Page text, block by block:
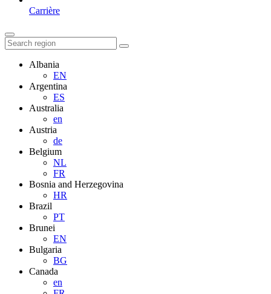
Carrière
Albania
EN
Argentina
ES
Australia
en
Austria
de
Belgium
NL
FR
Bosnia and Herzegovina
HR
Brazil
PT
Brunei
EN
Bulgaria
BG
Canada
en